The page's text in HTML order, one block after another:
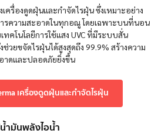
ครื่องดูดฝุ่นและกำจัดไรฝุ่น ซึ่งเหมาะอย่าง
รความสะอาดในทุกอณู โดยเฉพาะบนที่นอน
คโนโลยีการใช้แสง UVC ที่มีระบบสั่น
วยขจัดไรฝุ่นได้สูงสุดถึง 99.9% สร้างความ
าดและปลอดภัยยิ่งขึ้น
เครื่องดูดฝุ่นและกำจัดไรฝุ่น
ำมันพลังไอน้ำ